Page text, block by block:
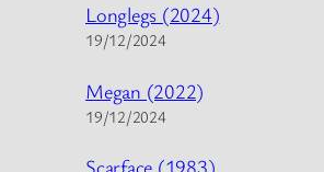
Longlegs (2024)
19/12/2024
Megan (2022)
19/12/2024
Scarface (1983)